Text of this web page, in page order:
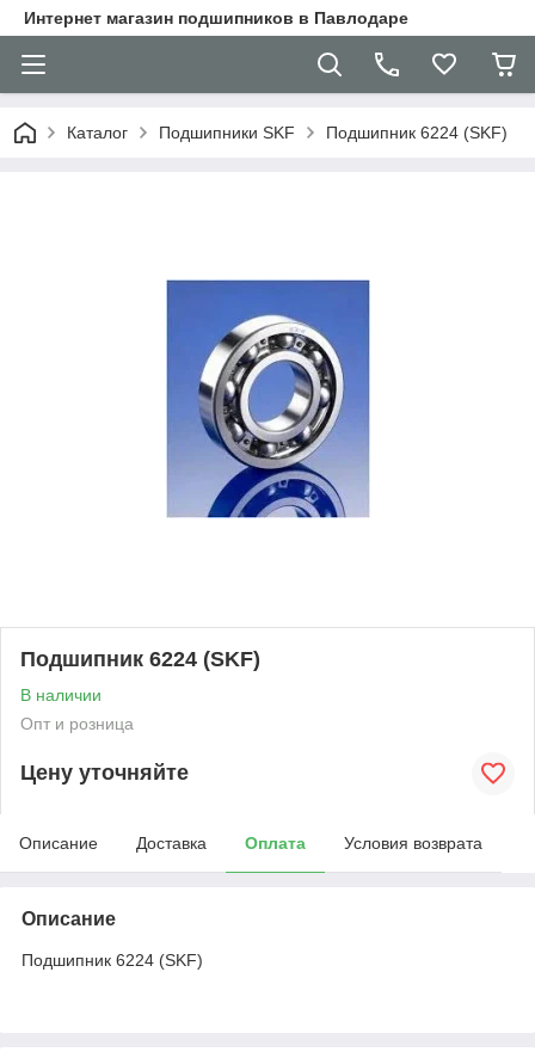
Интернет магазин подшипников в Павлодаре
Каталог Подшипники SKF Подшипник 6224 (SKF)
Подшипник 6224 (SKF)
В наличии
Опт и розница
Цену уточняйте
Описание Доставка Оплата Условия возврата
Описание
Подшипник 6224 (SKF)